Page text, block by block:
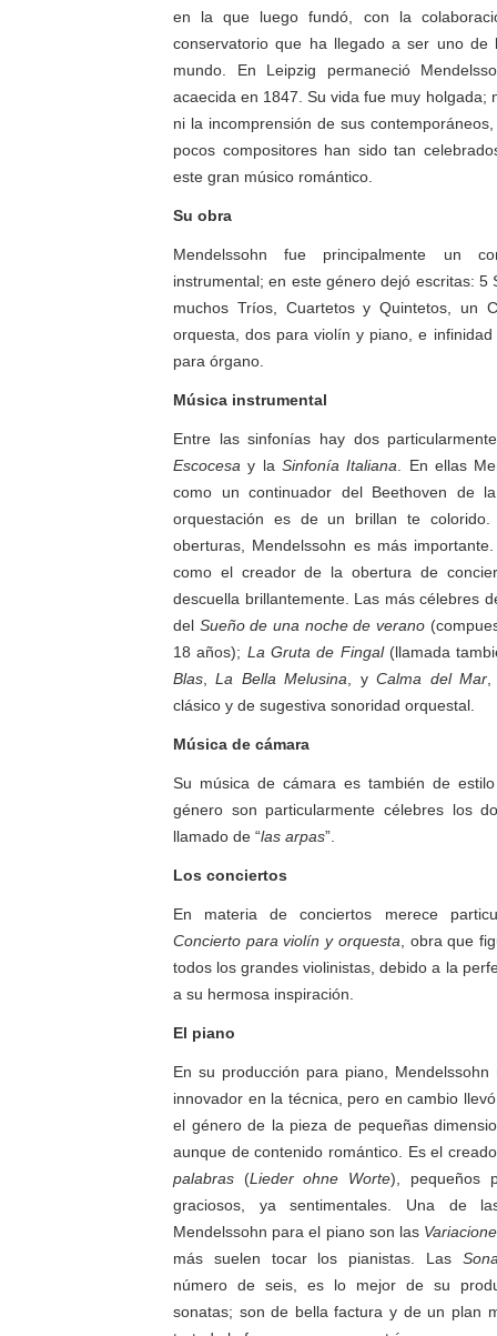
en la que luego fundó, con la
conservatorio que ha llegado a ser uno de
mundo. En Leipzig permaneció
acaecida en 1847. Su vida fue muy holgada;
ni la incomprensión de sus
pocos compositores han sido tan
este gran músico romántico.
Su obra
Mendelssohn fue principalmente un
instrumental; en este género dejó escritas: 5
muchos Tríos, Cuartetos y Quintetos, un
orquesta, dos para violín y piano, e
para órgano.
Música instrumental
Entre las sinfonías hay dos
Escocesa y la Sinfonía Italiana . En ellas
como un continuador del Beethoven de
orquestación es de un brillan te colorido.
oberturas, Mendelssohn es más
como el creador de la obertura de
descuella brillantemente. Las más célebres
del Sueño de una noche de verano
18 años); La Gruta de Fingal(llamada
Blas ,La Bella Melusina , yCalma del Mar
clásico y de sugestiva sonoridad orquestal.
Música de cámara
Su música de cámara es también de
género son particularmente célebres los
llamado de “las arpas”.
Los conciertos
En materia de conciertos merece
Concierto para violín y orquesta , obra que
todos los grandes violinistas, debido a la
a su hermosa inspiración.
El piano
En su producción para piano,
innovador en la técnica, pero en cambio
el género de la pieza de pequeñas
aunque de contenido romántico. Es el
palabras (Lieder ohne Worte), pequeños
graciosos, ya sentimentales. Una de
Mendelssohn para el piano son las
más suelen tocar los pianistas. Las
número de seis, es lo mejor de su
sonatas; son de bella factura y de un plan